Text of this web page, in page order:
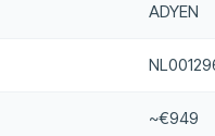
ADYEN
~€949